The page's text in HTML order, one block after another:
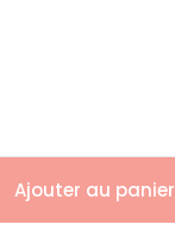
Ajouter au panier